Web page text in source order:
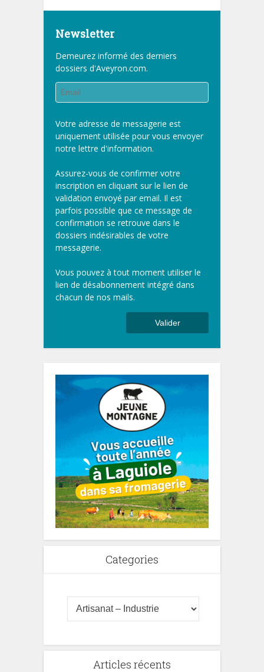
Newsletter
Demeurez informé des derniers
dossiers d'Aveyron.com.
Votre adresse de messagerie est
uniquement utilisée pour vous envoyer
notre lettre d'information.
Assurez-vous de confirmer votre
inscription en cliquant sur le lien de
validation envoyé par email. Il est
parfois possible que ce message de
confirmation se retrouve dans le
dossiers indésirables de votre
messagerie.
Vous pouvez à tout moment utiliser le
lien de désabonnement intégré dans
chacun de nos mails.
Categories
Articles récents